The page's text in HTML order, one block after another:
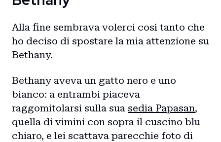
Alla fine sembrava volerci così tanto che
ho deciso di spostare la mia attenzione su
Bethany.
Bethany aveva un gatto nero e uno
bianco: a entrambi piaceva
raggomitolarsi sulla sua sedia Papasan,
quella di vimini con sopra il cuscino blu
chiaro, e lei scattava parecchie foto di